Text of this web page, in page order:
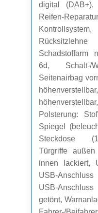
digital
Reifen-
Schadstoffarm
6d, Schalt-/
Seitenairbag
Polsterung:
Spiegel
Steckdose
Türgriffe außen
innen lackiert,
USB-
USB-
getönt,